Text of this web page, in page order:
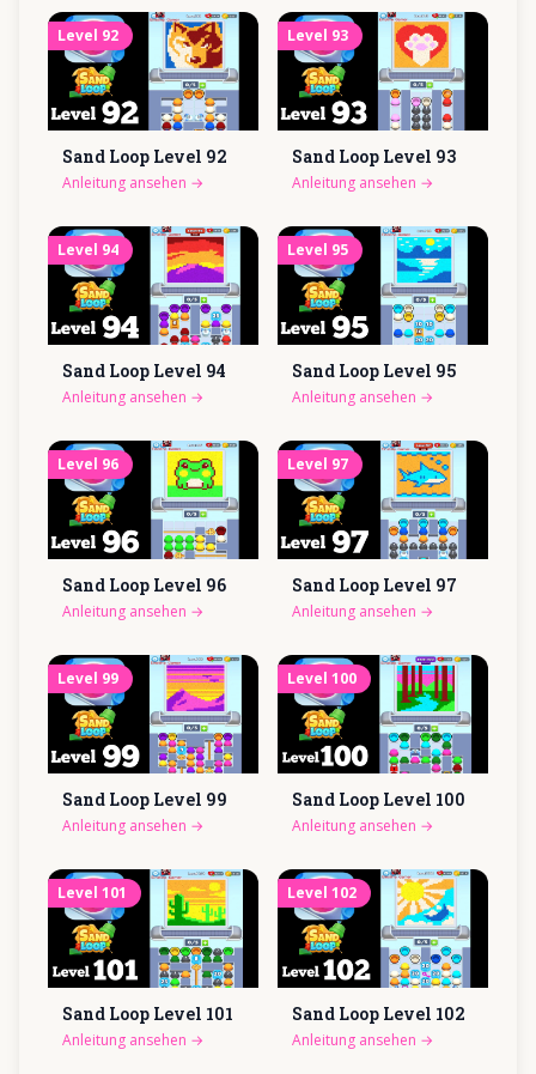
Level 92
Sand Loop Level 92
Anleitung ansehen →
Level 93
Sand Loop Level 93
Anleitung ansehen →
Level 94
Sand Loop Level 94
Anleitung ansehen →
Level 95
Sand Loop Level 95
Anleitung ansehen →
Level 96
Sand Loop Level 96
Anleitung ansehen →
Level 97
Sand Loop Level 97
Anleitung ansehen →
Level 99
Sand Loop Level 99
Anleitung ansehen →
Level 100
Sand Loop Level 100
Anleitung ansehen →
Level 101
Sand Loop Level 101
Anleitung ansehen →
Level 102
Sand Loop Level 102
Anleitung ansehen →